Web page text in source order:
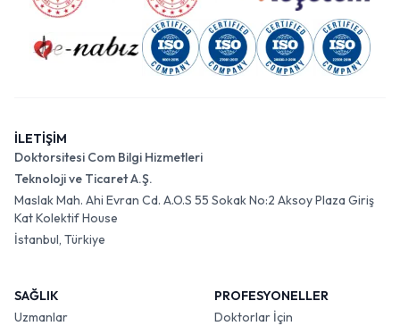
İLETİŞİM
Doktorsitesi Com Bilgi Hizmetleri
Teknoloji ve Ticaret A.Ş.
Maslak Mah. Ahi Evran Cd. A.O.S 55 Sokak No:2 Aksoy Plaza Giriş
Kat Kolektif House
İstanbul, Türkiye
SAĞLIK
Uzmanlar
PROFESYONELLER
Doktorlar İçin